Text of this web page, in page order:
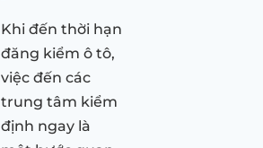
Khi đến thời hạn
đăng kiểm ô tô,
việc đến các
trung tâm kiểm
định ngay là